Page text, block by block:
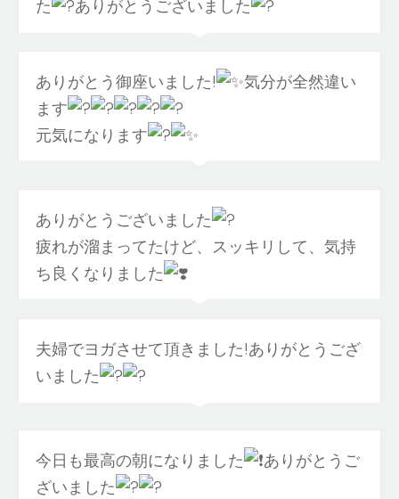
た ありがとうございました
ありがとう御座いました!
気分が全然違い
ます
元気になります
ありがとうございました
疲れが溜まってたけど、スッキリして、気持
ち良くなりました
夫婦でヨガさせて頂きました!ありがとうござ
いました
今日も最高の朝になりました
ありがとうご
ざいました